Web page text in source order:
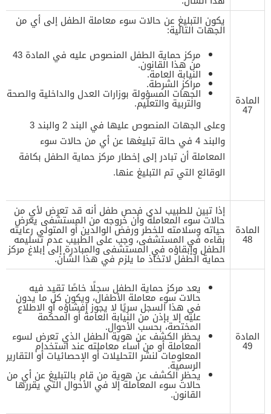
المادة
47
يكون التبليغ عن حالات سوء معاملة الطفل إلى أي من
الجهات التالية:
مركز حماية الطفل المنصوص عليه في المادة 43
من هذا القانون.
النيابة العامة.
مراكز الشرطة.
الجهات المسؤولة بوزارات العدل والداخلية والصحة
والتربية والتعليم.
وعلى الجهات المنصوص عليها في البند 2 والبند 3
والبند 4 في حالة تبليغها عن أي من حالات سوء
المعاملة أن تبادر إلى إخطار مركز حماية الطفل بكافة
الوقائع التي تم التبليغ عنها.
المادة
48
إذا تبين للطبيب لدى فحص طفل أنه قد تعرض لأي من
حالات سوء المعاملة وأن خروجه من المستشفى يعرض
حياته وسلامته للخطر ورفض الوالدين أو المتولي رعايته
بقاءه في المستشفى، وجب على الطبيب عدم تسليمه
الطفل وإبقاؤه في المستشفى والمبادرة إلى إبلاغ مركز
حماية الطفل لاتخاذ ما يلزم في هذا الشأن.
المادة
49
يعد مركز حماية الطفل سجلًا خاصًا تقيد فيه
حالات سوء معاملة الأطفال، ويكون كل ما يدون
في هذا السجل سريًا لا يجوز إفشاؤه أو الاطلاع
عليه إلا بإذن من النيابة العامة أو المحكمة
المختصة، بحسب الأحوال.
يحظر الكشف عن هوية الطفل الذي تعرض لسوء
المعاملة أو من أساء معاملته عند استخدام
المعلومات لنشر التحليلات أو الإحصائيات أو التقارير
الرسمية.
‌يحظر الكشف عن هوية من قام بالتبليغ عن أي من
حالات سوء المعاملة إلا في الأحوال التي يقررها
القانون.